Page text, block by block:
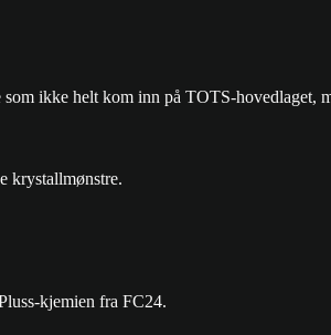
ikke helt kom inn på TOTS-hovedlaget,
kjemien fra FC24.